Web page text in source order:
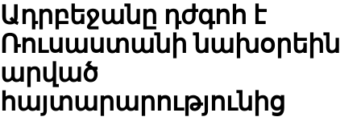
Ադրբեջանը դժգոհ է
Ռուսաստանի նախօրեին
արված
հայտարարությունից